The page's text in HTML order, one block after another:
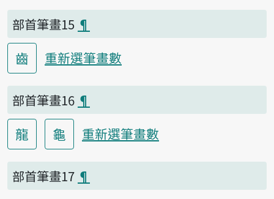
部首筆畫15 ¶
齒 重新選筆畫數
部首筆畫16 ¶
龍 龜 重新選筆畫數
部首筆畫17 ¶